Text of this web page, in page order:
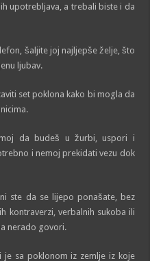
upotrebljava, a trebali biste i da
šaljite joj najljepše želje, što
ljubav.
set poklona kako bi mogla da
da budeš u žurbi, uspori i
i nemoj prekidati vezu dok
ste da se lijepo ponašate, bez
kontraverzi, verbalnih sukoba ili
nerado govori.
je sa poklonom iz zemlje iz koje